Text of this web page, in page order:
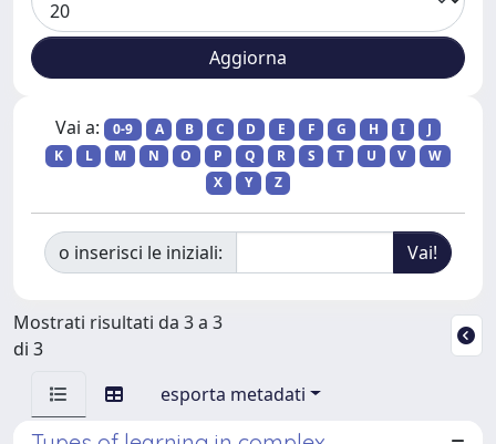
Vai a: 0-9 A B C D E F G H I
J
K
L M N O P Q R S T U V
W
X
Y Z
o inserisci le iniziali:
Mostrati risultati da 3 a 3
di 3
esporta metadati